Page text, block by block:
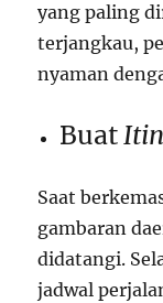
yang paling
terjangkau,
nyaman
Buat
Saat
gambaran
didatangi.
jadwal